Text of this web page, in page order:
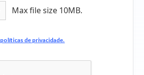
Max file size 10MB.
políticas de privacidade.